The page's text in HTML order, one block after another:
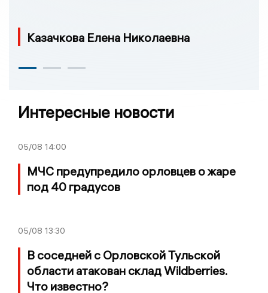
Казачкова Елена Николаевна
Интересные новости
05/08 14:00
МЧС предупредило орловцев о жаре
под 40 градусов
05/08 13:30
В соседней с Орловской Тульской
области атакован склад Wildberries.
Что известно?